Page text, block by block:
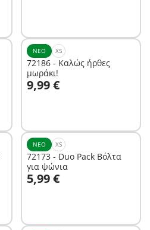
ΝΈΟ XS
72186 - Καλώς ήρθες
μωράκι!
9,99 €
Στο καλάθι
ΝΈΟ XS
72173 - Duo Pack Βόλτα
για ψώνια
5,99 €
Στο καλάθι